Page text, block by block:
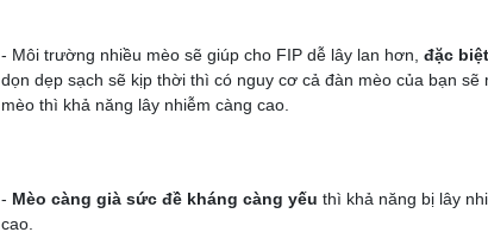
- Môi trường nhiều mèo sẽ giúp cho FIP dễ lây lan hơn, đặc
dọn dẹp sạch sẽ kịp thời thì có nguy cơ cả đàn mèo của bạn sẽ
mèo thì khả năng lây nhiễm càng cao.
- Mèo càng già sức đề kháng càng yếu thì khả năng bị lây
cao.